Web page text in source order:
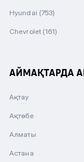
Hyundai (753)
Chevrolet (161)
АЙМАҚТАРДА
Ақтау
Ақтөбе
Алматы
Астана